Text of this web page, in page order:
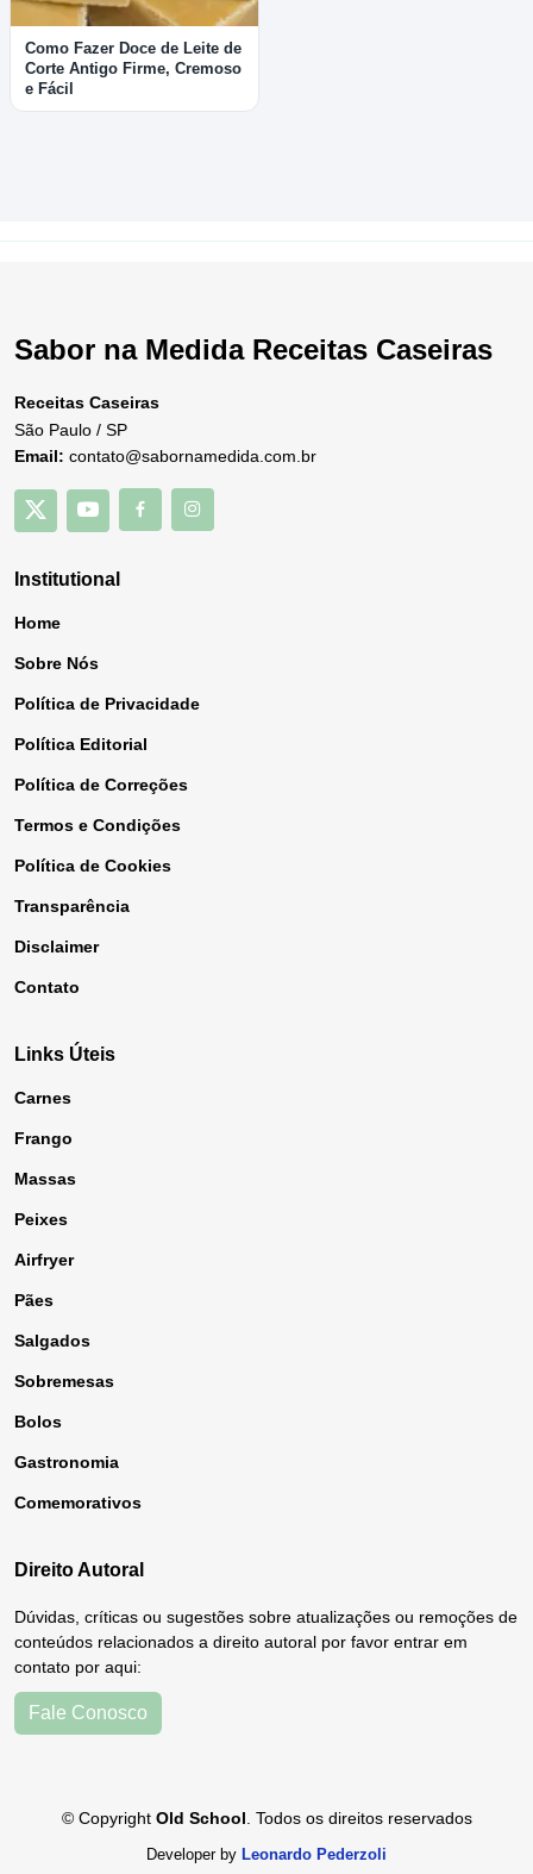
Como Fazer Doce de Leite de
Corte Antigo Firme, Cremoso
e Fácil
Sabor na Medida Receitas Caseiras
Receitas Caseiras
São Paulo / SP
Email: contato@sabornamedida.com.br
Institutional
Home
Sobre Nós
Política de Privacidade
Política Editorial
Política de Correções
Termos e Condições
Política de Cookies
Transparência
Disclaimer
Contato
Links Úteis
Carnes
Frango
Massas
Peixes
Airfryer
Pães
Salgados
Sobremesas
Bolos
Gastronomia
Comemorativos
Direito Autoral
Dúvidas, críticas ou sugestões sobre atualizações ou remoções de
conteúdos relacionados a direito autoral por favor entrar em
contato por aqui:
Fale Conosco
© Copyright Old School . Todos os direitos reservados
Developer by Leonardo Pederzoli